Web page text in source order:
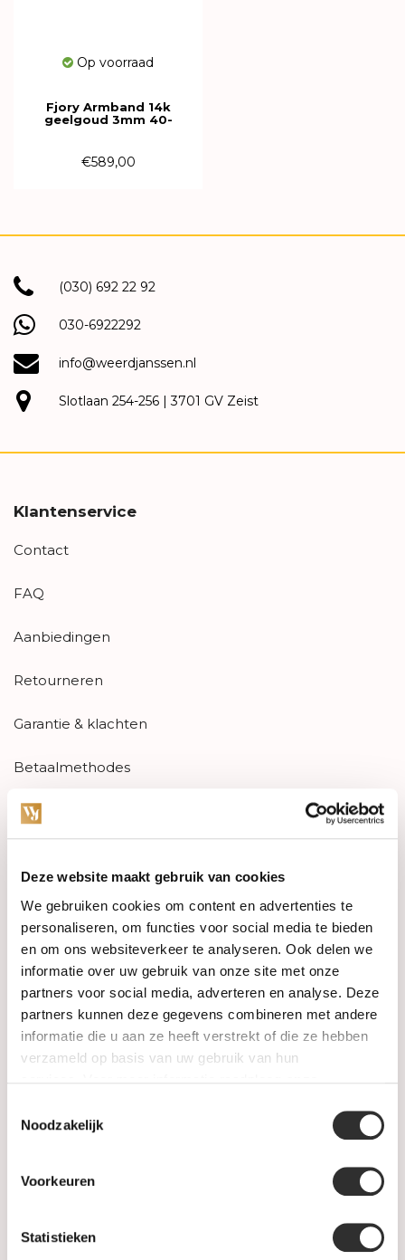
Deze website maakt gebruik van cookies
We gebruiken cookies om content en advertenties te
personaliseren, om functies voor social media te bieden
en om ons websiteverkeer te analyseren. Ook delen we
informatie over uw gebruik van onze site met onze
partners voor social media, adverteren en analyse. Deze
partners kunnen deze gegevens combineren met andere
informatie die u aan ze heeft verstrekt of die ze hebben
verzameld op basis van uw gebruik van hun
Noodzakelijk
Voorkeuren
Statistieken
Op voorraad
Fjory Armband 14k
geelgoud 3mm 40-
€589,00
(030) 692 22 92
030-6922292
info@weerdjanssen.nl
Slotlaan 254-256 | 3701 GV Zeist
Klantenservice
Contact
FAQ
Aanbiedingen
Retourneren
Garantie & klachten
Betaalmethodes
Sitemap
Categorieën
Horloges
Juwelen
Trouwringen
PRE-OWNED
Informatie